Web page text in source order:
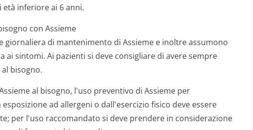
inferiore ai 6 anni.
con Assieme
giornaliera di mantenimento di Assieme e inoltre assumono
ai sintomi. Ai pazienti si deve consigliare di avere sempre
bisogno.
al bisogno, l'uso preventivo di Assieme per
ad allergeni o dall'esercizio fisico deve essere
per l'uso raccomandato si deve prendere in considerazione